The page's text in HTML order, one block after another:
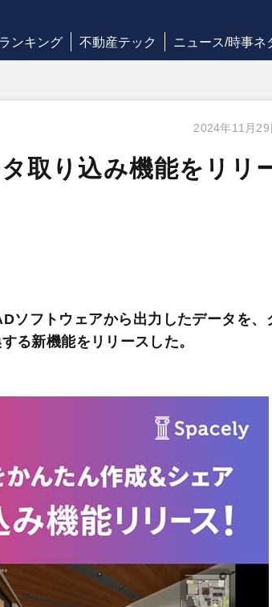
ランキング 不動産テック ニュース/時事ネ
2024年11月29
取り込み機能をリリ
ソフトウェアから出力したデータを、
る新機能をリリースした。